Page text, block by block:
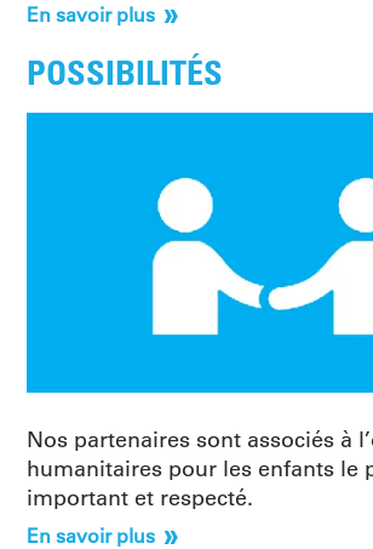
En savoir plus
POSSIBILITÉS
Nos partenaires sont associés à
humanitaires pour les enfants le
important et respecté.
En savoir plus